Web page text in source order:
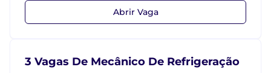
Abrir Vaga
3 Vagas De Mecânico De Refrigeração